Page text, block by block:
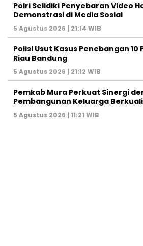
Polri Selidiki Penyebaran Video
Demonstrasi di Media Sosial
5 Agustus 2026 | 21:14 WIB
Polisi Usut Kasus Penebangan 10
Riau Bandung
5 Agustus 2026 | 21:12 WIB
Pemkab Mura Perkuat Sinergi
Pembangunan Keluarga
5 Agustus 2026 | 11:21 WIB